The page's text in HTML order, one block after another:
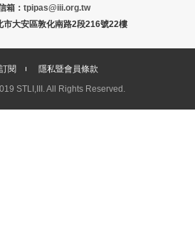
箱： tpipas@iii.org.tw
市大安區敦化南路2段216號22樓
閱
隱私暨會員條款
STLI,III. All Rights Reserved.